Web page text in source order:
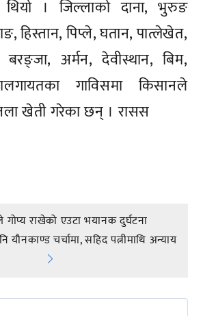
। जिल्लाको दाना, भुरुङ
हिस्तान, पिप्ले, घतान, पात्लेखेत,
बरङ्जा, अर्मन, देवीस्थान, बिम,
गाविसमा किसानले
खेती गरेका छन् । रासस
गोप्य राखेको एउटा भयानक दुर्घटना
यौनकाण्ड चर्चामा, सहिद पत्नीमाथि अन्याय